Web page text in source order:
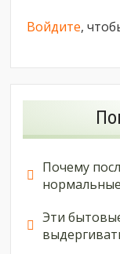
Войдите,
Почему
нормальные
Эти